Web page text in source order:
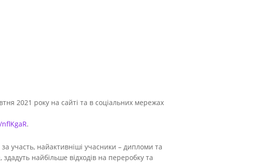
2021 року на сайті та в соціальних мережах
.
участь, найактивніші учасники – дипломи та
найбільше відходів на переробку та